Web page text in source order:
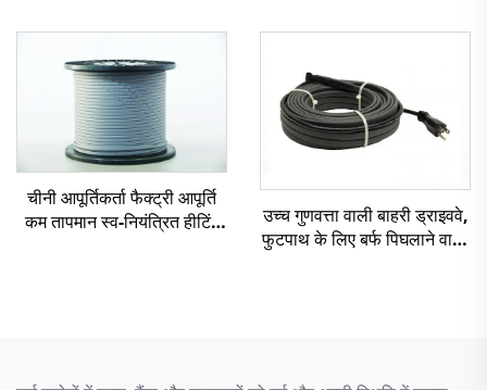
चीनी आपूर्तिकर्ता फैक्ट्री आपूर्ति
कम तापमान स्व-नियंत्रित हीटिंग
उच्च गुणवत्ता वाली बाहरी ड्राइववे,
फुटपाथ के लिए बर्फ पिघलाने वाली